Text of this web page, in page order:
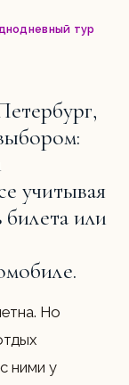
тур
учитывая
или
Но
ними у